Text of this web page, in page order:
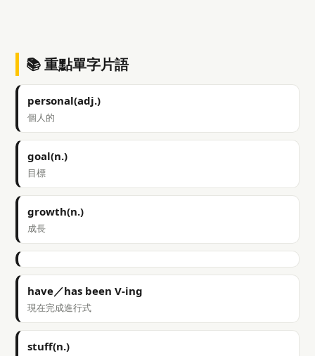
📚 重點單字片語
personal(adj.)
個人的
goal(n.)
目標
growth(n.)
成長
have／has been V-ing
現在完成進行式
stuff(n.)